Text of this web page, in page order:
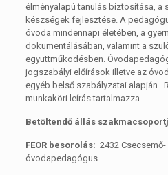
élményalapú tanulás biztosítása, a
készségek fejlesztése. A
óvoda mindennapi életében, a
dokumentálásában, valamint a
együttműködésben.
jogszabályi előírások illetve az
egyéb belső szabályzatai alapján .
munkaköri leírás tartalmazza.
Betöltendő állás
FEOR besorolás: 2432
óvodapedagógus